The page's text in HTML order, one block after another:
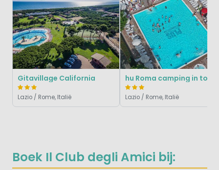
Boek Il Club degli Amici bij:
Gitavillage California
Lazio / Rome, Italië
hu Roma camping in town
Lazio / Rome, Italië